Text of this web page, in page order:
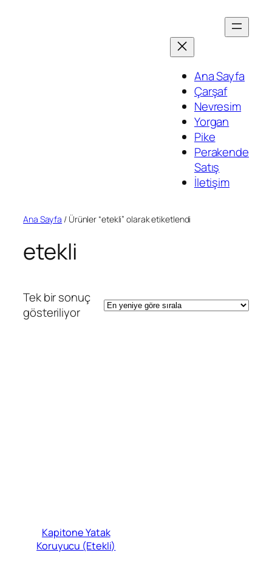
Ana Sayfa
Çarşaf
Nevresim
Yorgan
Pike
Perakende
Satış
İletişim
Ana Sayfa / Ürünler “etekli” olarak etiketlendi
etekli
Tek bir sonuç
gösteriliyor
Kapitone Yatak
Koruyucu (Etekli)